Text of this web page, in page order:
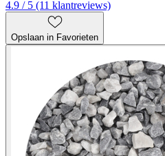
4.9 / 5 (11 klantreviews)
Opslaan in Favorieten